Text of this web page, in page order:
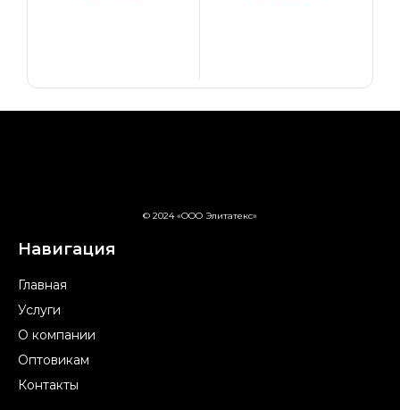
© 2024 «ООО Элитатекс»
Навигация
Главная
Услуги
О компании
Оптовикам
Контакты